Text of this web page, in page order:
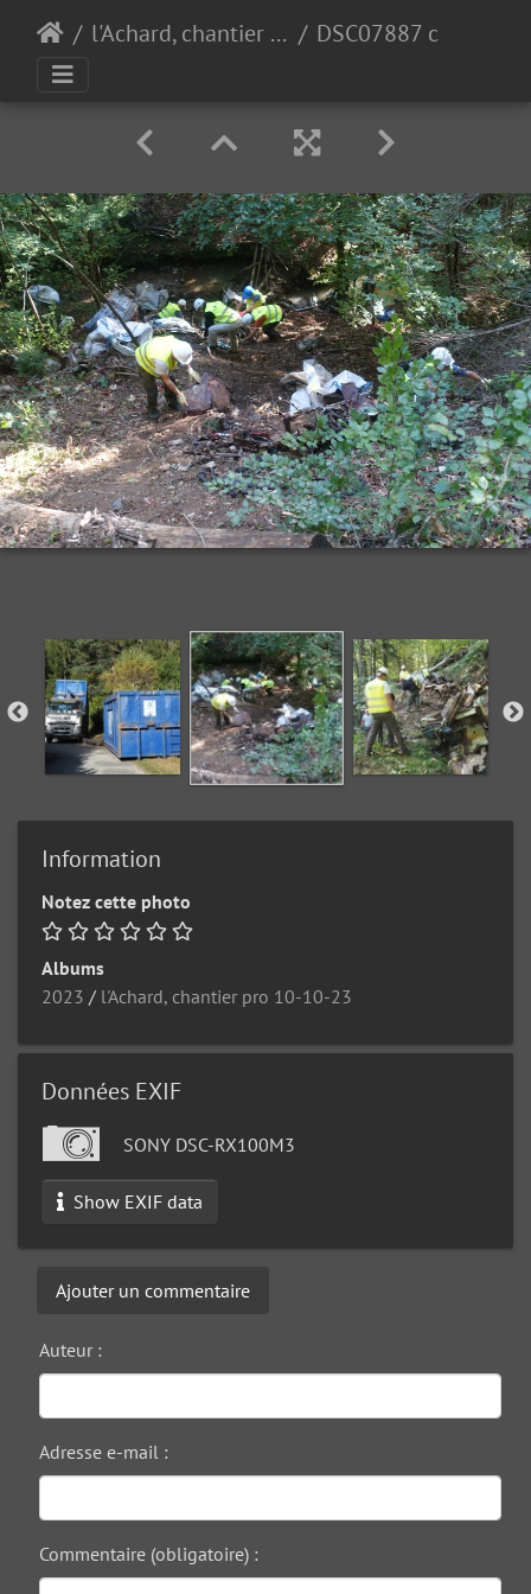
l'Achard, chantier pro 10-10-23 DSC07887 copy
Information
Notez cette photo
Albums
2023 / l'Achard, chantier pro 10-10-23
Données EXIF
SONY DSC-RX100M3
Show EXIF data
Ajouter un commentaire
Auteur :
Adresse e-mail :
Commentaire (obligatoire) :